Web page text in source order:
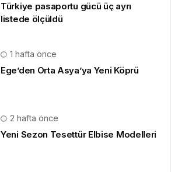
Türkiye pasaportu gücü üç ayrı
listede ölçüldü
1 hafta önce
Ege’den Orta Asya’ya Yeni Köprü
2 hafta önce
Yeni Sezon Tesettür Elbise Modelleri